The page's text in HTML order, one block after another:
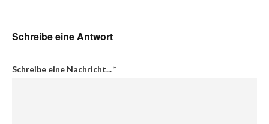
Schreibe eine Antwort
Schreibe eine Nachricht...*